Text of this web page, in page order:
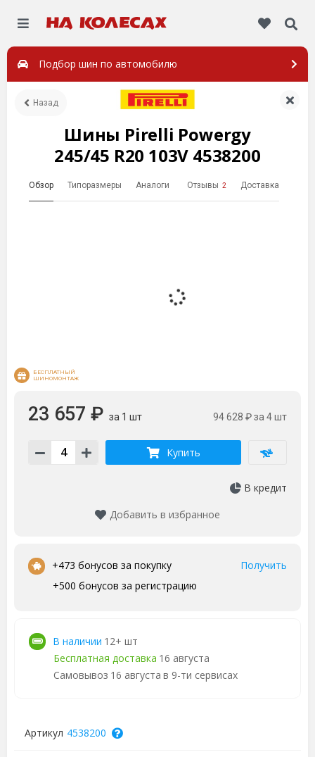
Подбор шин по автомобилю
Назад
Шины Pirelli Powergy
245/45 R20 103V 4538200
Обзор Типоразмеры Аналоги Отзывы 2 Доставка
БЕСПЛАТНЫЙ
ШИНОМОНТАЖ
23 657 ₽ за 1 шт 94 628 ₽за 4 шт
Купить
В кредит
Добавить в избранное
• +473 бонусов за покупку
Получить
+500 бонусов за регистрацию
В наличии 12+ шт
Бесплатная доставка 16 августа
Самовывоз 16 августа в 9-ти сервисах
Артикул 4538200